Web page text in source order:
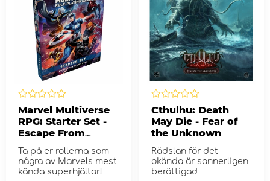
Marvel Multiverse
RPG: Starter Set -
Escape From
Ta på er rollerna som
några av Marvels mest
kända superhjältar!
Cthulhu: Death
May Die - Fear of
the Unknown
Rädslan för det
okända är sannerligen
berättigad